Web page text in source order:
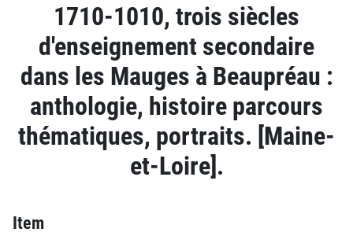
1710-1010, trois siècles
d'enseignement secondaire
dans les Mauges à Beaupréau :
anthologie, histoire parcours
thématiques, portraits. [Maine-
et-Loire].
Item